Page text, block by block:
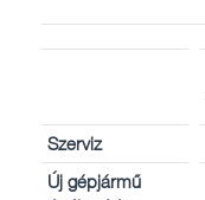
Szerviz
Új gépjármű